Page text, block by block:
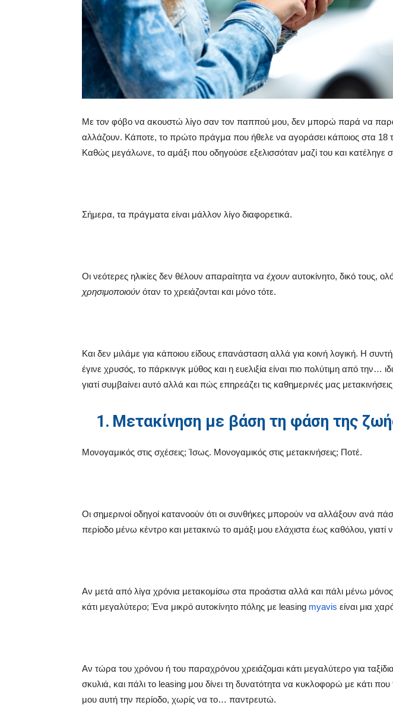
Με τον φόβο να ακουστώ λίγο σαν τον παππού μου, δεν μπορώ παρά να
αλλάζουν. Κάποτε, το πρώτο πράγμα που ήθελε να αγοράσει κάποιος στα 18
Καθώς μεγάλωνε, το αμάξι που οδηγούσε εξελισσόταν μαζί του και κατέληγε
Σήμερα, τα πράγματα είναι μάλλον λίγο διαφορετικά.
Οι νεότερες ηλικίες δεν θέλουν απαραίτητα να έχουν αυτοκίνητο, δικό τους,
χρησιμοποιούν όταν το χρειάζονται και μόνο τότε.
Και δεν μιλάμε για κάποιου είδους επανάσταση αλλά για κοινή λογική. Η
έγινε χρυσός, το πάρκινγκ μύθος και η ευελιξία είναι πιο πολύτιμη από την…
γιατί συμβαίνει αυτό αλλά και πώς επηρεάζει τις καθημερινές μας
1. Μετακίνηση με βάση τη φάση της
Μονογαμικός στις σχέσεις; Ίσως. Μονογαμικός στις μετακινήσεις; Ποτέ.
Οι σημερινοί οδηγοί κατανοούν ότι οι συνθήκες μπορούν να αλλάξουν ανά
περίοδο μένω κέντρο και μετακινώ το αμάξι μου ελάχιστα έως καθόλου,
Αν μετά από λίγα χρόνια μετακομίσω στα προάστια αλλά και πάλι μένω
κάτι μεγαλύτερο; Ένα μικρό αυτοκίνητο πόλης με leasing myavis είναι μια
Αν τώρα του χρόνου ή του παραχρόνου χρειάζομαι κάτι μεγαλύτερο για
σκυλιά, και πάλι το leasing μου δίνει τη δυνατότητα να κυκλοφορώ με κάτι που
μου αυτή την περίοδο, χωρίς να το… παντρευτώ.